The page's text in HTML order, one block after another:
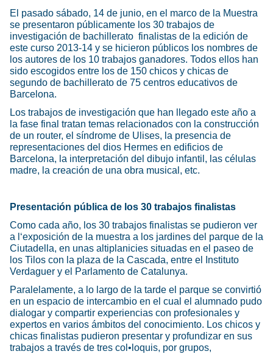
El pasado sábado, 14 de junio, en el marco de la Muestra
se presentaron públicamente los 30 trabajos de
investigación de bachillerato finalistas de la edición de
este curso 2013-14 y se hicieron públicos los nombres de
los autores de los 10 trabajos ganadores. Todos ellos han
sido escogidos entre los de 150 chicos y chicas de
segundo de bachillerato de 75 centros educativos de
Barcelona.
Los trabajos de investigación que han llegado este año a
la fase final tratan temas relacionados con la construcción
de un router, el síndrome de Ulises, la presencia de
representaciones del dios Hermes en edificios de
Barcelona, la interpretación del dibujo infantil, las células
madre, la creación de una obra musical, etc.
Presentación pública de los 30 trabajos finalistas
Como cada año, los 30 trabajos finalistas se pudieron ver
a l‘exposición de la muestra a los jardines del parque de la
Ciutadella, en unas altiplanicies situadas en el paseo de
los Tilos con la plaza de la Cascada, entre el Instituto
Verdaguer y el Parlamento de Catalunya.
Paralelamente, a lo largo de la tarde el parque se convirtió
en un espacio de intercambio en el cual el alumnado pudo
dialogar y compartir experiencias con profesionales y
expertos en varios ámbitos del conocimiento. Los chicos y
chicas finalistas pudieron presentar y profundizar en sus
trabajos a través de tres col•loquis, por grupos,